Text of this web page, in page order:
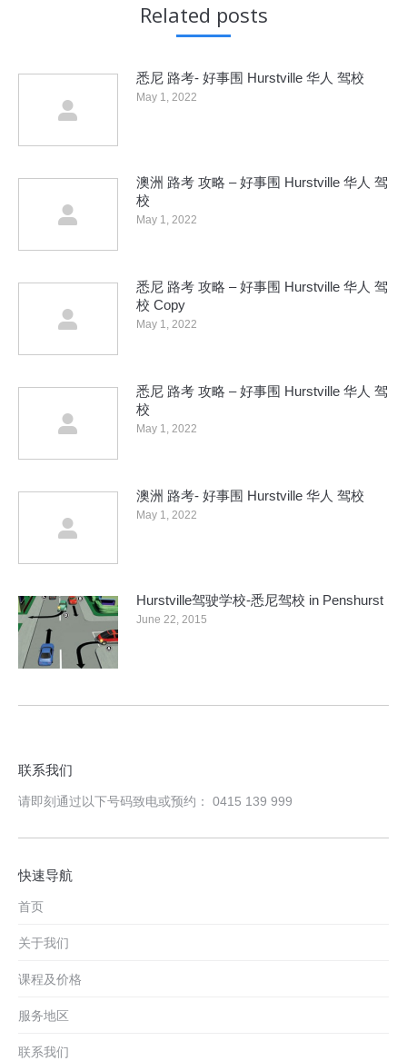
Related posts
悉尼 路考- 好事围 Hurstville 华人 驾校
May 1, 2022
澳洲 路考 攻略 – 好事围 Hurstville 华人 驾
校
May 1, 2022
悉尼 路考 攻略 – 好事围 Hurstville 华人 驾
校 Copy
May 1, 2022
悉尼 路考 攻略 – 好事围 Hurstville 华人 驾
校
May 1, 2022
澳洲 路考- 好事围 Hurstville 华人 驾校
May 1, 2022
Hurstville驾驶学校-悉尼驾校 in Penshurst
June 22, 2015
联系我们
请即刻通过以下号码致电或预约： 0415 139 999
快速导航
首页
关于我们
课程及价格
服务地区
联系我们